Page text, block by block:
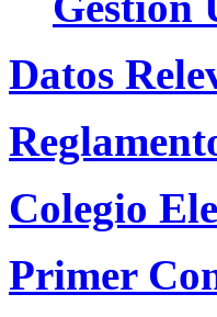
Datos
Colegio
Primer